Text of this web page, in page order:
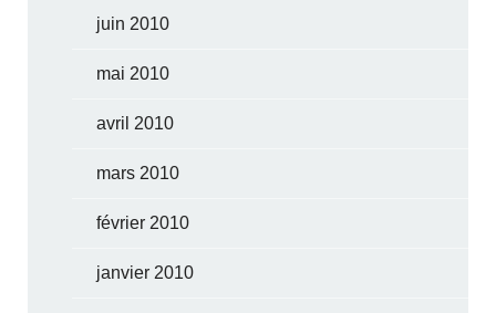
juin 2010
mai 2010
avril 2010
mars 2010
février 2010
janvier 2010